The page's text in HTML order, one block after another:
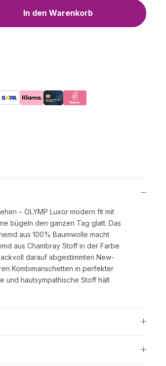
den gewünschten Wert
In den Warenkorb
– OLYMP Luxor modern fit mit
bügeln den ganzen Tag glatt. Das
aus 100% Baumwolle macht
aus Chambray Stoff in der Farbe
darauf abgestimmten New-
Kombimanschetten in perfekter
und hautsympathische Stoff hält